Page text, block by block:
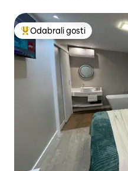
Među najviše rangiranima s
Odabrali gosti